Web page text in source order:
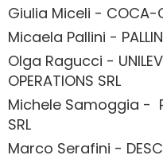
Giulia Miceli - COCA-
Micaela Pallini -
Olga Ragucci -
OPERATIONS SRL
Michele Samoggia -
SRL
Marco Serafini -